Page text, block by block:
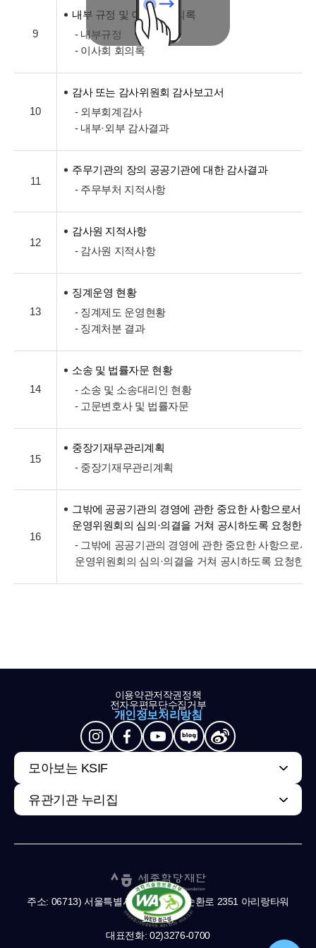
9
내부 규정 및 이사회 회의록
- 내부규정
- 이사회 회의록
10
감사 또는 감사위원회 감사보고서
- 외부회계감사
- 내부·외부 감사결과
11
주무기관의 장의 공공기관에 대한 감사결과
- 주무부처 지적사항
12
감사원 지적사항
- 감사원 지적사항
13
징계운영 현황
- 징계제도 운영현황
- 징계처분 결과
14
소송 및 법률자문 현황
- 소송 및 소송대리인 현황
- 고문변호사 및 법률자문
15
중장기재무관리계획
- 중장기재무관리계획
16
그밖에 공공기관의 경영에 관한 중요한 사항으로서
운영위원회의 심의·의결을 거쳐 공시하도록 요청한
- 그밖에 공공기관의 경영에 관한 중요한 사항으로서
운영위원회의 심의·의결을 거쳐 공시하도록 요청한
이용약관저작권정책
전자우편무단수집거부
개인정보처리방침
모아보는 KSIF
유관기관 누리집
주소: 06713) 서울특별시 서초구 남부순환로 2351 아리랑타워
11,13층
대표전화: 02)3276-0700